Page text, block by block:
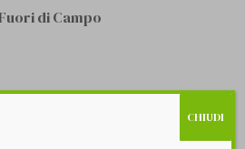
di Campo
CHIUDI